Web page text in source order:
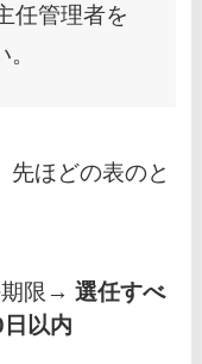
任管理者を
先ほどの表のと
期限→ 選任すべ
以内